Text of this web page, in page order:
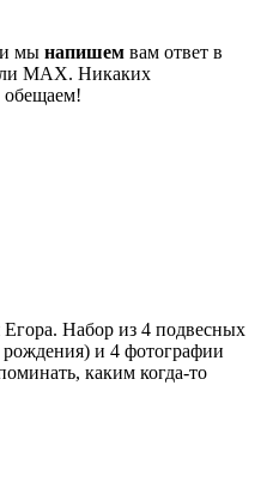
и мы напишем вам ответ в
MAX. Никаких
обещаем!
Набор из 4 подвесных
рождения) и 4 фотографии
каким когда-то